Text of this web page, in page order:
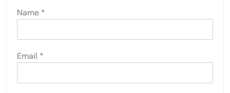
Name *
Email *